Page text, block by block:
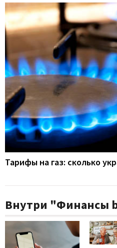
Тарифы на газ: сколько
Внутри "Финансы